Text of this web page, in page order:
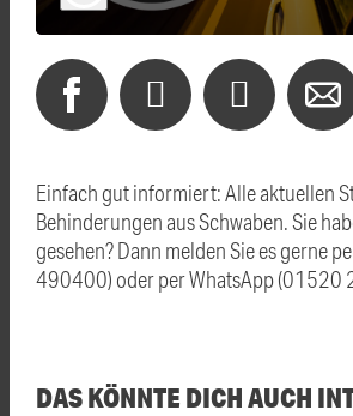
Einfach gut informiert: Alle aktuellen
Behinderungen aus Schwaben. Sie
gesehen? Dann melden Sie es gerne
490400) oder per WhatsApp (01520
DAS KÖNNTE DICH AUCH